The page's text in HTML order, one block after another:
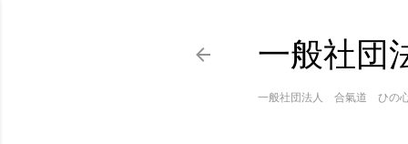
一般社
一般社団法人 合氣道 ひの